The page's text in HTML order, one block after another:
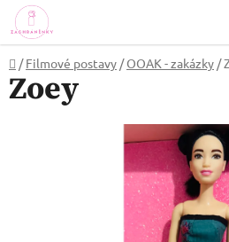
Přejít
na
obsah
Domů
/ Filmové postavy / OOAK - zakázky /
Zoey